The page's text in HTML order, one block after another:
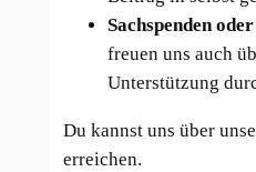
Sachspenden
freuen uns auch
Unterstützung
Du kannst uns über
erreichen.